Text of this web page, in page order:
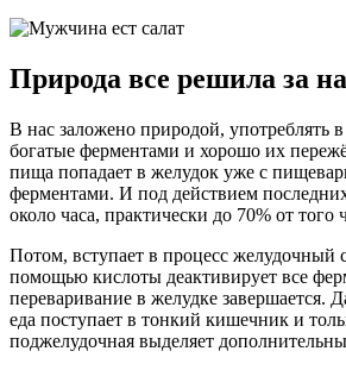
Природа все решила за
В нас заложено природой, употреблять
богатые ферментами и хорошо их
пища попадает в желудок уже с
ферментами. И под действием
около часа, практически до 70% от того
Потом, вступает в процесс желудочный
помощью кислоты деактивирует все
переваривание в желудке завершается.
еда поступает в тонкий кишечник и
поджелудочная выделяет